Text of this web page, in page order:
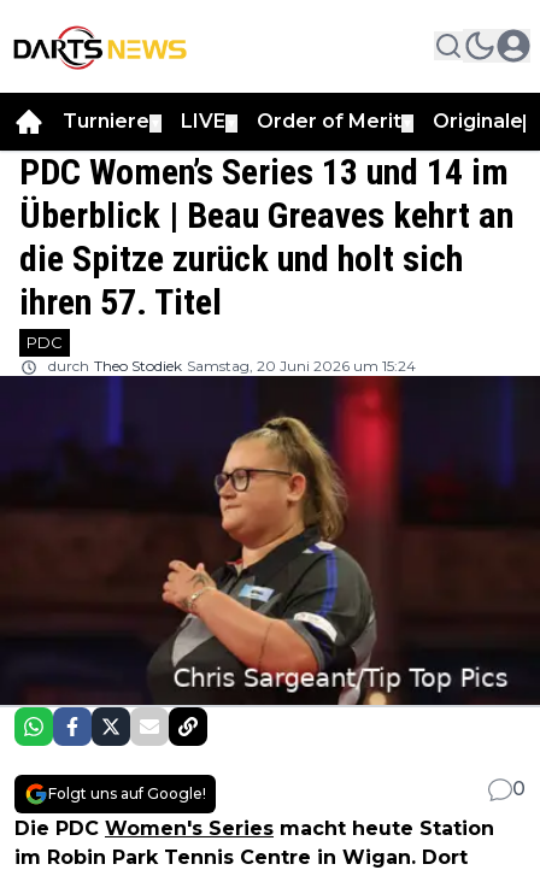
Turniere LIVE Order of Merit Originale
PDC Women’s Series 13 und 14 im
Überblick | Beau Greaves kehrt an
die Spitze zurück und holt sich
ihren 57. Titel
PDC
durch Theo Stodiek Samstag, 20 Juni 2026 um 15:24
Folgt uns auf Google!
0
Die PDC Women's Series macht heute Station
im Robin Park Tennis Centre in Wigan. Dort